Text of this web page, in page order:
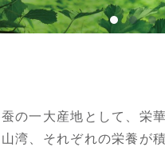
の一大産地として、栄
湾、それぞれの栄養が